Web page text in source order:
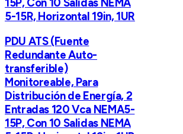
5-15R, Horizontal 19in, 1UR
PDU ATS (Fuente
Redundante Auto-
transferible)
Monitoreable, Para
Distribución de Energía, 2
Entradas 120 Vca NEMA5-
15P, Con 10 Salidas NEMA